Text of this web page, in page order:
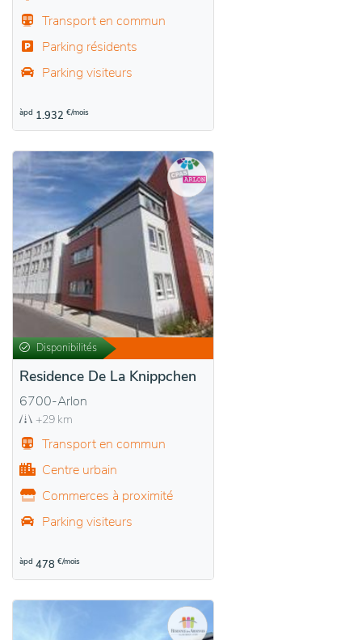
Transport en commun
Parking résidents
Parking visiteurs
àpd 1.932 €/mois
Disponibilités
Residence De La Knippchen
6700-Arlon
+29 km
Transport en commun
Centre urbain
Commerces à proximité
Parking visiteurs
àpd 478 €/mois